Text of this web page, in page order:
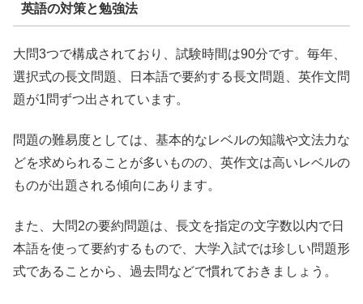
英語の対策と勉強法
大問3つで構成されており、試験時間は90分です。毎年、
選択式の長文問題、日本語で要約する長文問題、英作文問
題が1問ずつ出されています。
問題の難易度としては、基本的なレベルの知識や文法力な
どを求められることが多いものの、英作文は高いレベルの
ものが出題される傾向にあります。
また、大問2の要約問題は、長文を指定の文字数以内で日
本語を使って要約するもので、大学入試では珍しい問題形
式であることから、過去問などで慣れておきましょう。